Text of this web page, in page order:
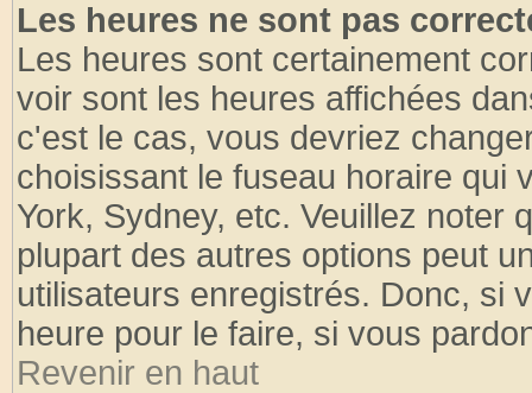
Les heures ne sont pas
Les heures sont certainement
voir sont les heures affichées
c'est le cas, vous devriez
choisissant le fuseau horaire qui
York, Sydney, etc. Veuillez noter
plupart des autres options peut
utilisateurs enregistrés. Donc, si
heure pour le faire, si vous
Revenir en haut